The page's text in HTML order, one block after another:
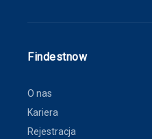
Findestnow
O nas
Kariera
Rejestracja